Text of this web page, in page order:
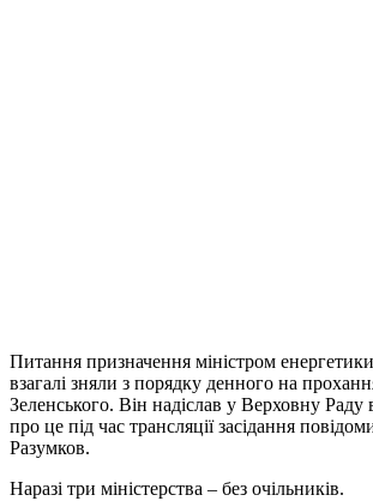
Питання призначення міністром
взагалі зняли з порядку денного на
Зеленського. Він надіслав у Верховну Раду
про це під час трансляції засідання
Разумков.
Наразі три міністерства – без очільників.